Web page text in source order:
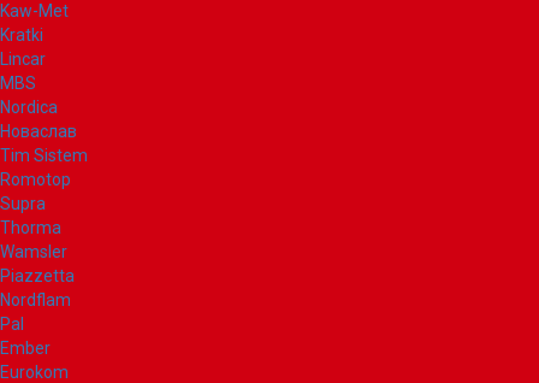
Kaw-Met
Kratki
Lincar
MBS
Nordica
Новаслав
Tim Sistem
Romotop
Supra
Thorma
Wamsler
Piazzetta
Nordflam
Pal
Ember
Eurokom